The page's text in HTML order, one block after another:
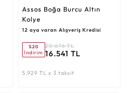
Assos Boğa Burcu Altın
Kolye
12 aya varan Alışveriş Kredisi
%20
İndirim
20.676 TL
16.541 TL
5.929 TL x 3 taksit